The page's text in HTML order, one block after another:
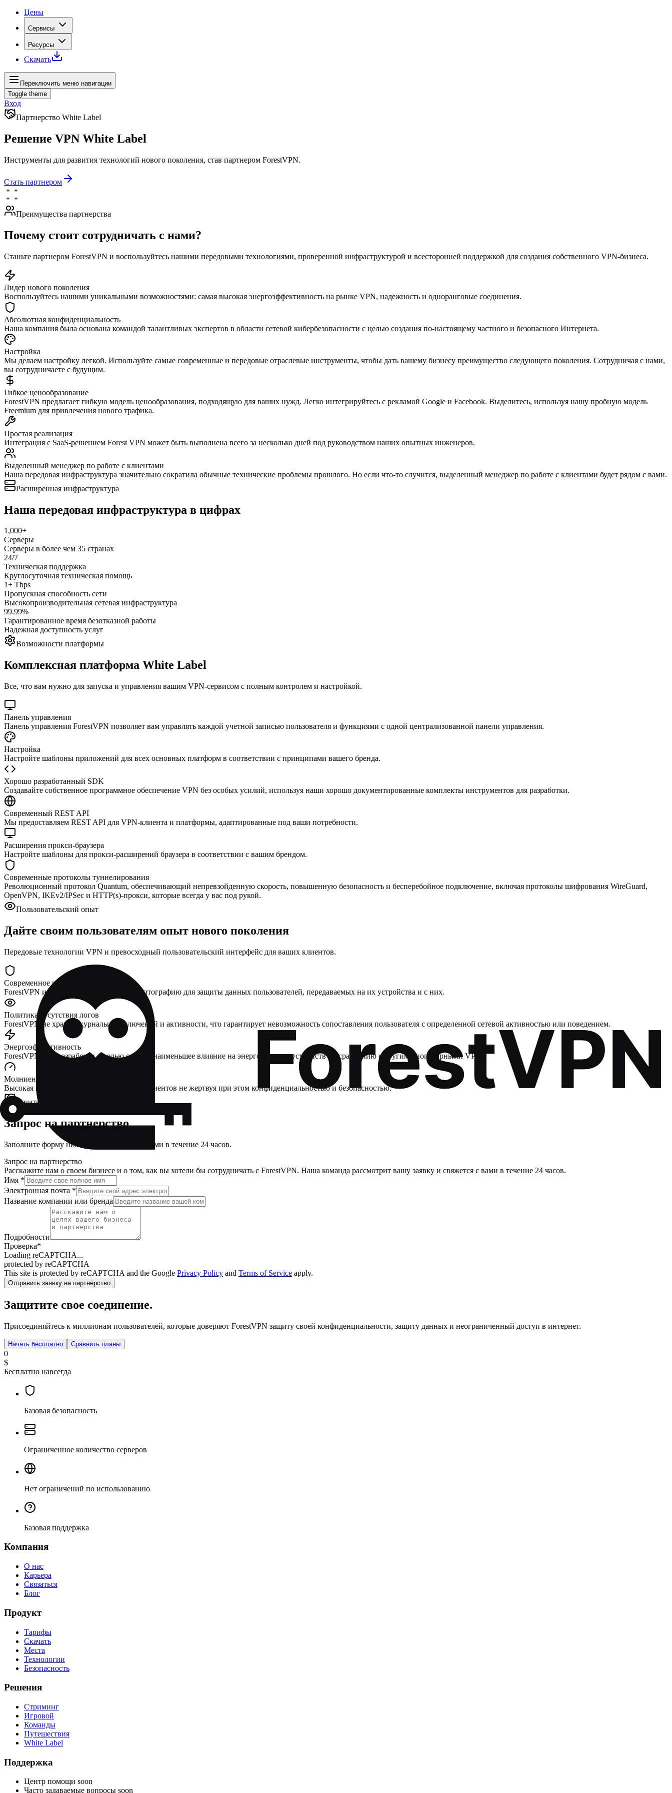
Цены
Сервисы
Ресурсы
Скачать
Переключить меню навигации
Toggle theme
Вход
Партнерство White Label
Решение VPN White Label
Инструменты для развития технологий нового поколения, став партнером ForestVPN.
Стать партнером
Преимущества партнерства
Почему стоит сотрудничать с нами?
Станьте партнером ForestVPN и воспользуйтесь нашими передовыми технологиями, проверенной инфраструктурой и всесторонней поддержкой для создания собственного VPN-бизнеса.
Лидер нового поколения
Воспользуйтесь нашими уникальными возможностями: самая высокая энергоэффективность на рынке VPN, надежность и одноранговые соединения.
Абсолютная конфиденциальность
Наша компания была основана командой талантливых экспертов в области сетевой кибербезопасности с целью создания по-настоящему частного и безопасного Интернета.
Настройка
Мы делаем настройку легкой. Используйте самые современные и передовые отраслевые инструменты, чтобы дать вашему бизнесу преимущество следующего поколения. Сотрудничая с нами,
вы сотрудничаете с будущим.
Гибкое ценообразование
ForestVPN предлагает гибкую модель ценообразования, подходящую для ваших нужд. Легко интегрируйтесь с рекламой Google и Facebook. Выделитесь, используя нашу пробную модель
Freemium для привлечения нового трафика.
Простая реализация
Интеграция с SaaS-решением Forest VPN может быть выполнена всего за несколько дней под руководством наших опытных инженеров.
Выделенный менеджер по работе с клиентами
Наша передовая инфраструктура значительно сократила обычные технические проблемы прошлого. Но если что-то случится, выделенный менеджер по работе с клиентами будет рядом с вами.
Расширенная инфраструктура
Наша передовая инфраструктура в цифрах
1,000+
Серверы
Серверы в более чем 35 странах
24/7
Техническая поддержка
Круглосуточная техническая помощь
1+ Tbps
Пропускная способность сети
Высокопроизводительная сетевая инфраструктура
99.99%
Гарантированное время безотказной работы
Надежная доступность услуг
Возможности платформы
Комплексная платформа White Label
Все, что вам нужно для запуска и управления вашим VPN-сервисом с полным контролем и настройкой.
Панель управления
Панель управления ForestVPN позволяет вам управлять каждой учетной записью пользователя и функциями с одной централизованной панели управления.
Настройка
Настройте шаблоны приложений для всех основных платформ в соответствии с принципами вашего бренда.
Хорошо разработанный SDK
Создавайте собственное программное обеспечение VPN без особых усилий, используя наши хорошо документированные комплекты инструментов для разработки.
Современный REST API
Мы предоставляем REST API для VPN-клиента и платформы, адаптированные под ваши потребности.
Расширения прокси-браузера
Настройте шаблоны для прокси-расширений браузера в соответствии с вашим брендом.
Современные протоколы туннелирования
Революционный протокол Quantum, обеспечивающий непревзойденную скорость, повышенную безопасность и бесперебойное подключение, включая протоколы шифрования WireGuard,
OpenVPN, IKEv2/IPSec и HTTP(s)-прокси, которые всегда у вас под рукой.
Пользовательский опыт
Дайте своим пользователям опыт нового поколения
Передовые технологии VPN и превосходный пользовательский интерфейс для ваших клиентов.
Современное шифрование
ForestVPN использует современную криптографию для защиты данных пользователей, передаваемых на их устройства и с них.
Политика отсутствия логов
ForestVPN не хранит журналы подключений и активности, что гарантирует невозможность сопоставления пользователя с определенной сетевой активностью или поведением.
Энергоэффективность
ForestVPN был разработан с целью оказать наименьшее влияние на энергосистемы устройств по сравнению с другими популярными VPN.
Молниеносная скорость
Высокая производительность для ваших клиентов не жертвуя при этом конфиденциальностью и безопасностью.
Начать
Запрос на партнерство
Заполните форму ниже, и мы свяжемся с вами в течение 24 часов.
Запрос на партнерство
Расскажите нам о своем бизнесе и о том, как вы хотели бы сотрудничать с ForestVPN. Наша команда рассмотрит вашу заявку и свяжется с вами в течение 24 часов.
Имя *
Электронная почта *
Название компании или бренда
Подробности
Проверка*
Loading reCAPTCHA...
protected by reCAPTCHA
This site is protected by reCAPTCHA and the Google Privacy Policy and Terms of Service apply.
Отправить заявку на партнёрство
Защитите свое соединение.
Присоединяйтесь к миллионам пользователей, которые доверяют ForestVPN защиту своей конфиденциальности, защиту данных и неограниченный доступ в интернет.
Начать бесплатно Сравнить планы
0
$
Бесплатно навсегда
Базовая безопасность
Ограниченное количество серверов
Нет ограничений по использованию
Базовая поддержка
Компания
О нас
Карьера
Связаться
Блог
Продукт
Тарифы
Скачать
Места
Технологии
Безопасность
Решения
Стриминг
Игровой
Команды
Путешествия
White Label
Поддержка
Центр помощи soon
Часто задаваемые вопросы soon